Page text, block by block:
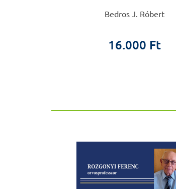
Bedros J. Róbert
16.000 Ft